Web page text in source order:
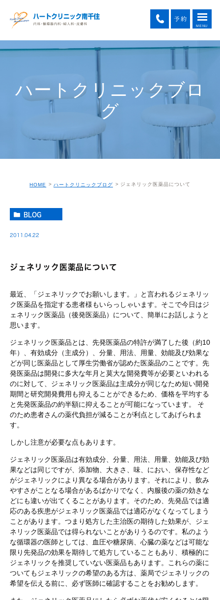
ハートクリニックブロ
グ
HOME ハートクリニックブログ ジェネリック医薬品について
BLOG
2011.04.22
ジェネリック医薬品について
最近、「ジェネリックでお願いします。」と言われるジェネリッ
ク医薬品を指定する患者様もいらっしゃいます。そこで今日はジ
ェネリック医薬品（後発医薬品）について、簡単にお話しようと
思います。
ジェネリック医薬品とは、先発医薬品の特許が満了した後（約10
年）、有効成分（主成分）、分量、用法、用量、効能及び効果な
どが同じ医薬品として厚生労働省が認めた医薬品のことです。先
発医薬品は開発に多大な年月と莫大な開発費等が必要といわれる
のに対して、ジェネリック医薬品は主成分が同じなため短い開発
期間と研究開発費用も抑えることができるため、価格を平均する
と先発医薬品の約半額に抑えることが可能になっています。 そ
のため患者さんの薬代負担が減ることが利点としてあげられま
す。
しかし注意が必要な点もあります。
ジェネリック医薬品は有効成分、分量、用法、用量、効能及び効
果などは同じですが、添加物、大きさ、味、におい、保存性など
がジェネリックにより異なる場合があります。それにより、飲み
やすさがことなる場合があるばかりでなく、内服後の薬の効きな
どにも違いが出てくることがあります。そのため、先発品では適
応のある疾患がジェネリック医薬品では適応がなくなってしまう
ことがあります。つまり処方した主治医の期待した効果が、ジェ
ネリック医薬品では得られないことがありうるのです。私のよう
な循環器の医師としては、血圧や糖尿病、心臓の薬などは可能な
限り先発品の効果を期待して処方していることもあり、積極的に
ジェネリックを推奨していない医薬品もあります。これらの薬に
ついてもジェネリックの希望のある方は、薬局でジェネリックの
希望を伝える前に、必ず医師に確認することをお勧めします。